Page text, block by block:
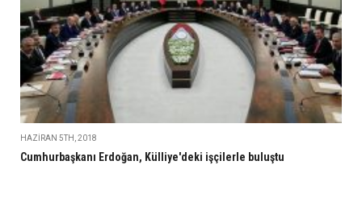
HAZIRAN 5TH, 2018
Cumhurbaşkanı Erdoğan, Külliye'deki işçilerle buluştu